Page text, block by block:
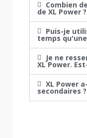
Combien
de XL Power ?
Puis-je
temps
Je ne
XL Power.
XL Power
secondaires ?